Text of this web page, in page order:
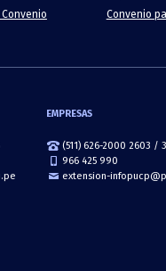
Convenio
EMPRESAS
(511) 626-2000 2603 /
966 425 990
extension-